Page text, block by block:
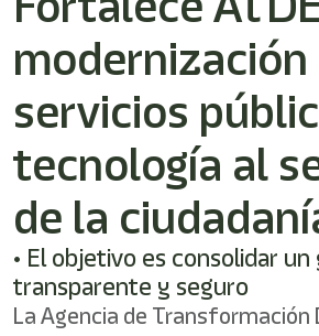
modernización
servicios
tecnología al
de la
• El objetivo es consolidar
transparente y seguro
La Agencia de Transformación